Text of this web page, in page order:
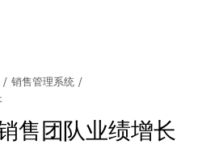
/ 销售管理系统 /
售团队业绩增长